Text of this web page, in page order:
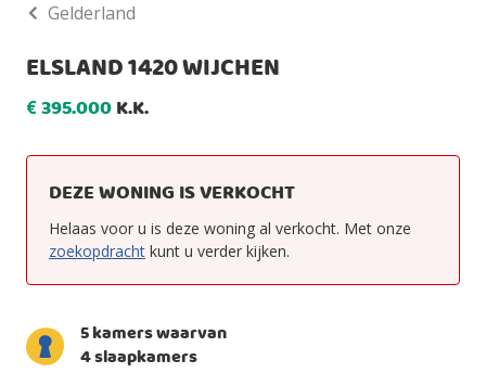
Gelderland
ELSLAND 1420 WIJCHEN
€395.000K.K.
DEZE WONING IS VERKOCHT
Helaas voor u is deze woning al verkocht. Met onze
zoekopdracht kunt u verder kijken.
5 kamers waarvan
4 slaapkamers